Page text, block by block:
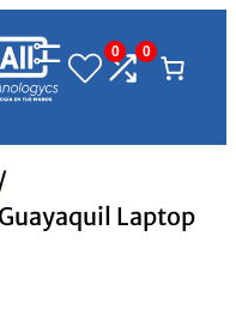
0 0
/
Laptop